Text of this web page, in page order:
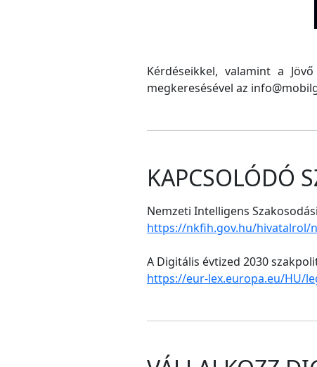
Kérdéseikkel, valamint a
megkeresésével az
KAPCSOLÓDÓ
Nemzeti Intelligens
https://nkfih.gov.hu/hivatalrol/
A Digitális évtized 2030
https://eur-lex.europa.eu/HU/